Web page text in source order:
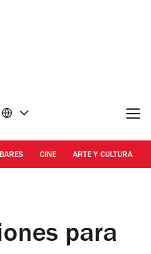
CINE ARTE Y CULTURA
para